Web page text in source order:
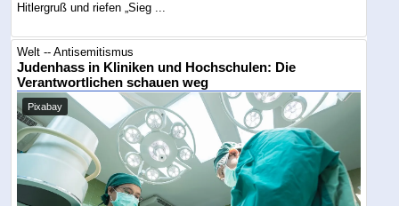
Hitlergruß und riefen „Sieg ...
Welt -- Antisemitismus
Judenhass in Kliniken und Hochschulen: Die
Verantwortlichen schauen weg
Pixabay